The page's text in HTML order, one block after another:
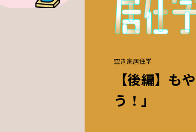
空き家居住学
【後編】も
う！」